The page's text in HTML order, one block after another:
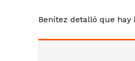
Benítez detalló que hay